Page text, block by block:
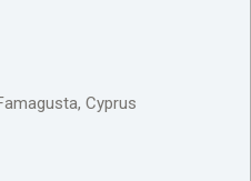
Cyprus